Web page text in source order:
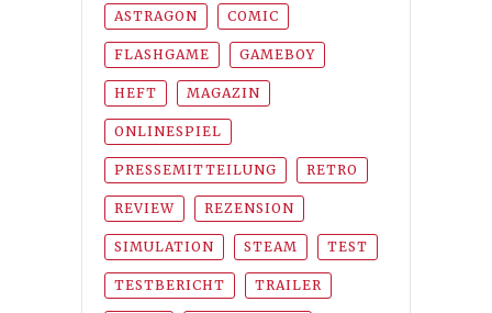
ASTRAGON COMIC
FLASHGAME GAMEBOY
HEFT MAGAZIN
ONLINESPIEL
PRESSEMITTEILUNG RETRO
REVIEW REZENSION
SIMULATION STEAM TEST
TESTBERICHT TRAILER